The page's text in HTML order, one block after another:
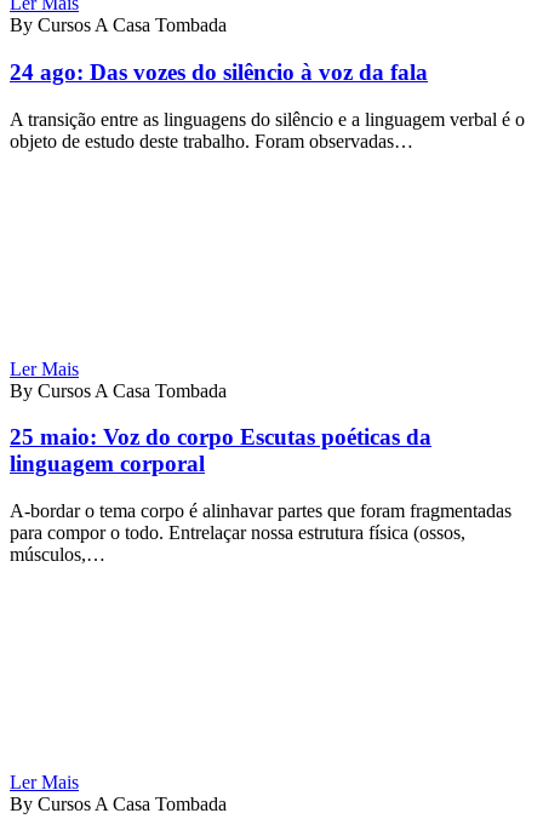
By Cursos A Casa Tombada
24 ago: Das vozes do silêncio à voz da fala
A transição entre as linguagens do silêncio e a linguagem verbal é o
objeto de estudo deste trabalho. Foram observadas…
Ler Mais
By Cursos A Casa Tombada
25 maio: Voz do corpo Escutas poéticas da
linguagem corporal
A-bordar o tema corpo é alinhavar partes que foram fragmentadas
para compor o todo. Entrelaçar nossa estrutura física (ossos,
músculos,…
Ler Mais
By Cursos A Casa Tombada